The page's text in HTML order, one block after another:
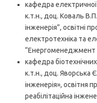
кафедра електричної
к.т.н., доц. Коваль
інженерія”, освітні
електротехніка та
“Енергоменеджмент
кафедра
к.т.н., доц. Яворська
інженерія», освітня
реабілітаційна